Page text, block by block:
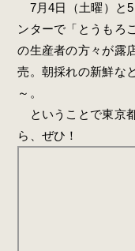
7月4日（土曜）と5
ンターで「とうもろ
の生産者の方々が露
売。朝採れの新鮮な
～。
ということで東京
ら、ぜひ！